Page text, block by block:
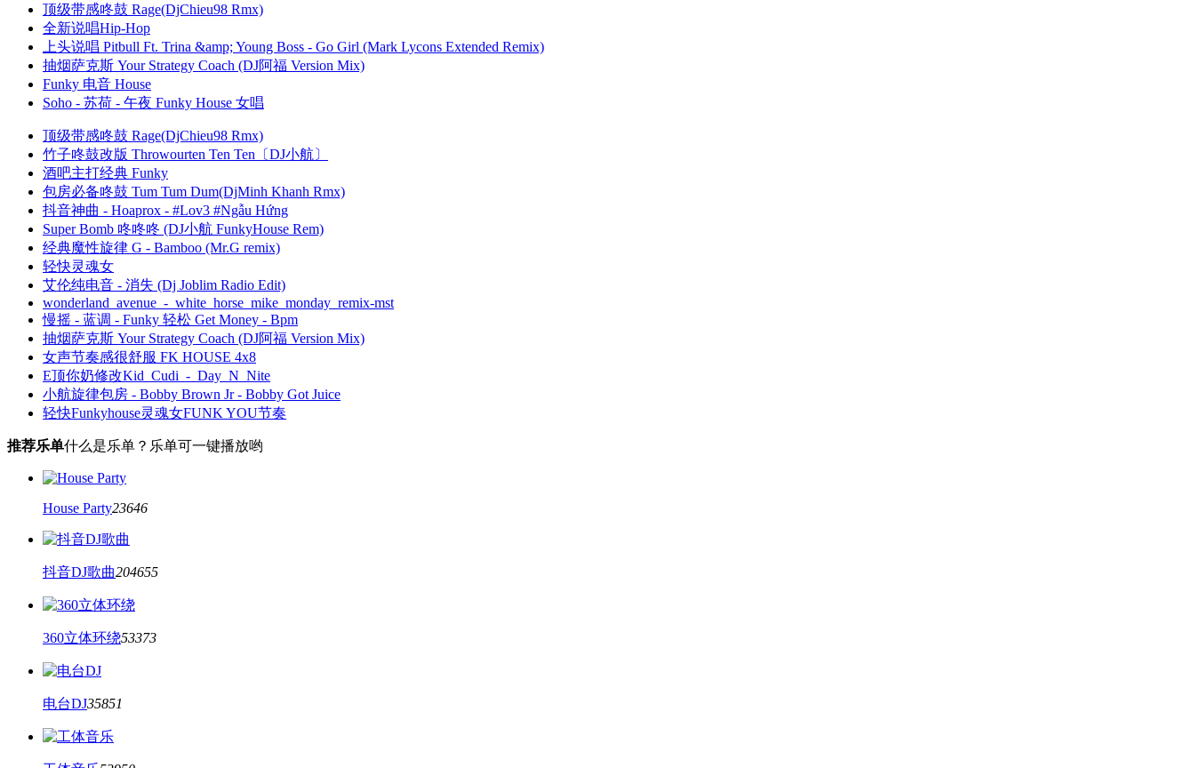
顶级带感咚鼓 Rage(DjChieu98 Rmx)
全新说唱Hip-Hop
上头说唱 Pitbull Ft. Trina &amp; Young Boss - Go Girl (Mark Lycons Extended Remix)
抽烟萨克斯 Your Strategy Coach (DJ阿福 Version Mix)
Funky 电音 House
Soho - 苏荷 - 午夜 Funky House 女唱
顶级带感咚鼓 Rage(DjChieu98 Rmx)
竹子咚鼓改版 Throwourten Ten Ten〔DJ小航〕
酒吧主打经典 Funky
包房必备咚鼓 Tum Tum Dum(DjMinh Khanh Rmx)
抖音神曲 - Hoaprox - #Lov3 #Ngẫu Hứng
Super Bomb 咚咚咚 (DJ小航 FunkyHouse Rem)
经典魔性旋律 G - Bamboo (Mr.G remix)
轻快灵魂女
艾伦纯电音 - 消失 (Dj Joblim Radio Edit)
wonderland_avenue_-_white_horse_mike_monday_remix-mst
慢摇 - 蓝调 - Funky 轻松 Get Money - Bpm
抽烟萨克斯 Your Strategy Coach (DJ阿福 Version Mix)
女声节奏感很舒服 FK HOUSE 4x8
E顶你奶修改Kid_Cudi_-_Day_N_Nite
小航旋律包房 - Bobby Brown Jr - Bobby Got Juice
轻快Funkyhouse灵魂女FUNK YOU节奏
推荐乐单什么是乐单？乐单可一键播放哟
House Party23646
抖音DJ歌曲204655
360立体环绕53373
电台DJ35851